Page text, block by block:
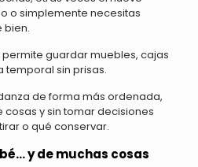
o simplemente necesitas
bien.
guardar muebles, cajas
sin prisas.
de forma más ordenada,
cosas y sin tomar decisiones
o qué conservar.
y de muchas cosas